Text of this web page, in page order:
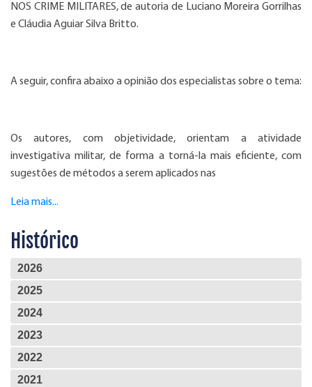
NOS CRIME MILITARES, de autoria de Luciano Moreira Gorrilhas
e Cláudia Aguiar Silva Britto.
A seguir, confira abaixo a opinião dos especialistas sobre o tema:
Os autores, com objetividade, orientam a atividade
investigativa militar, de forma a torná-la mais eficiente, com
sugestões de métodos a serem aplicados nas
Leia mais...
Histórico
2026
2025
2024
2023
2022
2021